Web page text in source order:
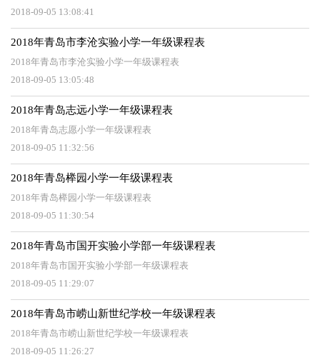
2018-09-05 13:08:41
2018年青岛市李沧实验小学一年级课程表
2018年青岛市李沧实验小学一年级课程表
2018-09-05 13:05:48
2018年青岛志远小学一年级课程表
2018年青岛志愿小学一年级课程表
2018-09-05 11:32:56
2018年青岛榉园小学一年级课程表
2018年青岛榉园小学一年级课程表
2018-09-05 11:30:54
2018年青岛市国开实验小学部一年级课程表
2018年青岛市国开实验小学部一年级课程表
2018-09-05 11:29:07
2018年青岛市崂山新世纪学校一年级课程表
2018年青岛市崂山新世纪学校一年级课程表
2018-09-05 11:26:27